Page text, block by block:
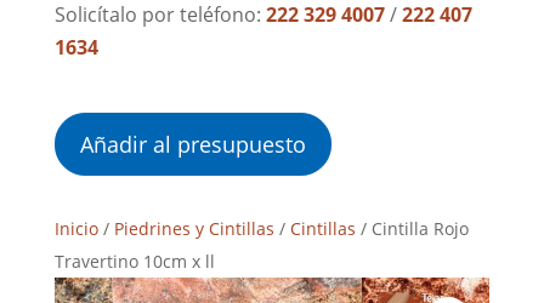
Solicítalo por teléfono: 222 329 4007/222 407
1634
Añadir al presupuesto
Inicio/ Piedrines y Cintillas / Cintillas / Cintilla Rojo
Travertino 10cm x ll